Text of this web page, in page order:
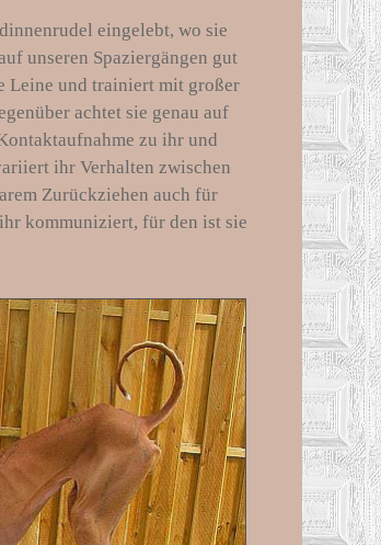
eingelebt, wo sie
unseren Spaziergängen gut
Leine und trainiert mit großer
achtet sie genau auf
zu ihr und
ihr Verhalten zwischen
Zurückziehen auch für
kommuniziert, für den ist sie